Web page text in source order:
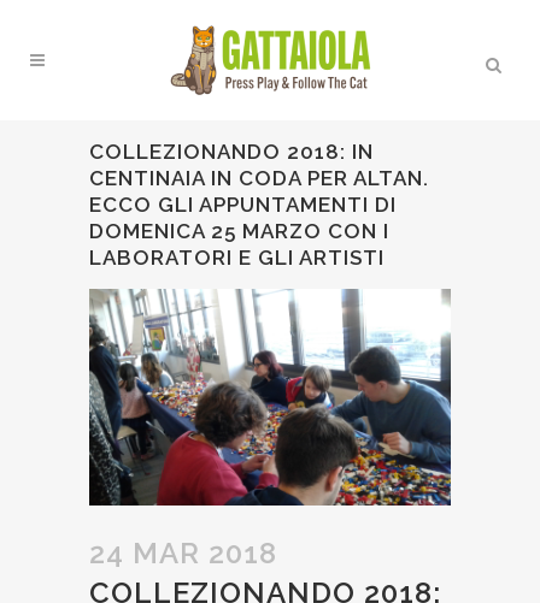
COLLEZIONANDO 2018: IN
CENTINAIA IN CODA PER ALTAN.
ECCO GLI APPUNTAMENTI DI
DOMENICA 25 MARZO CON I
LABORATORI E GLI ARTISTI
24 MAR 2018
COLLEZIONANDO 2018: